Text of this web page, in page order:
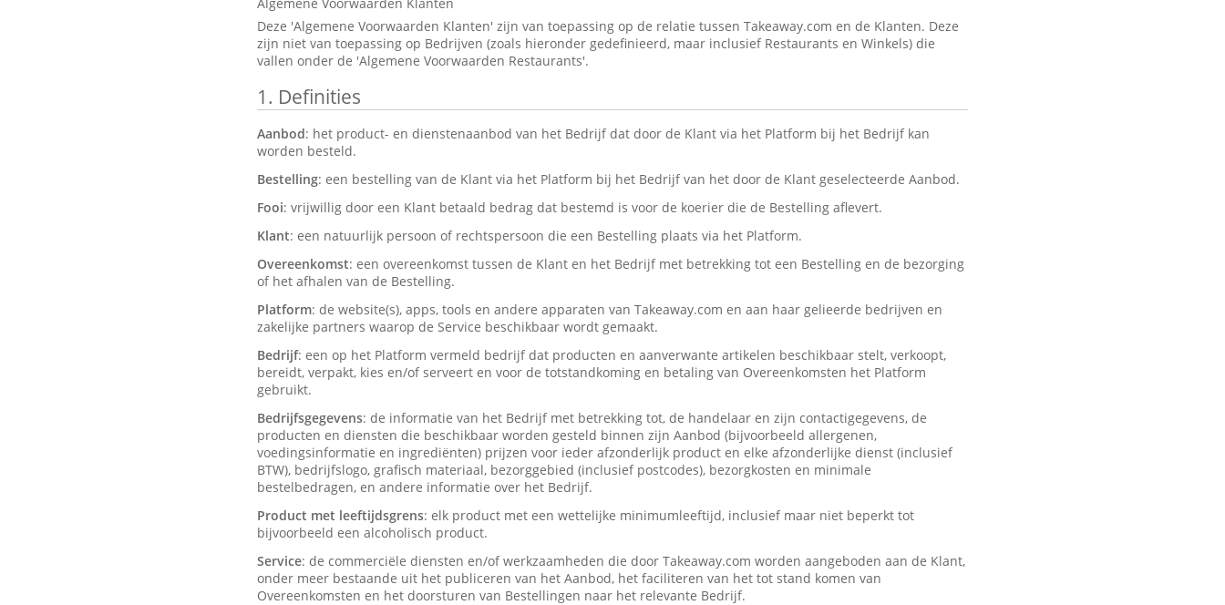
Deze 'Algemene Voorwaarden Klanten' zijn van toepassing op de relatie tussen Takeaway.com en de Klanten. Deze
zijn niet van toepassing op Bedrijven (zoals hieronder gedefinieerd, maar inclusief Restaurants en Winkels) die
vallen onder de 'Algemene Voorwaarden Restaurants'.
1. Definities
Aanbod: het product- en dienstenaanbod van het Bedrijf dat door de Klant via het Platform bij het Bedrijf kan
worden besteld.
Bestelling: een bestelling van de Klant via het Platform bij het Bedrijf van het door de Klant geselecteerde Aanbod.
Fooi: vrijwillig door een Klant betaald bedrag dat bestemd is voor de koerier die de Bestelling aflevert.
Klant: een natuurlijk persoon of rechtspersoon die een Bestelling plaats via het Platform.
Overeenkomst: een overeenkomst tussen de Klant en het Bedrijf met betrekking tot een Bestelling en de bezorging
of het afhalen van de Bestelling.
Platform: de website(s), apps, tools en andere apparaten van Takeaway.com en aan haar gelieerde bedrijven en
zakelijke partners waarop de Service beschikbaar wordt gemaakt.
Bedrijf: een op het Platform vermeld bedrijf dat producten en aanverwante artikelen beschikbaar stelt, verkoopt,
bereidt, verpakt, kies en/of serveert en voor de totstandkoming en betaling van Overeenkomsten het Platform
gebruikt.
Bedrijfsgegevens: de informatie van het Bedrijf met betrekking tot, de handelaar en zijn contactigegevens, de
producten en diensten die beschikbaar worden gesteld binnen zijn Aanbod (bijvoorbeeld allergenen,
voedingsinformatie en ingrediënten) prijzen voor ieder afzonderlijk product en elke afzonderlijke dienst (inclusief
BTW), bedrijfslogo, grafisch materiaal, bezorggebied (inclusief postcodes), bezorgkosten en minimale
bestelbedragen, en andere informatie over het Bedrijf.
Product met leeftijdsgrens: elk product met een wettelijke minimumleeftijd, inclusief maar niet beperkt tot
bijvoorbeeld een alcoholisch product.
Service: de commerciële diensten en/of werkzaamheden die door Takeaway.com worden aangeboden aan de Klant,
onder meer bestaande uit het publiceren van het Aanbod, het faciliteren van het tot stand komen van
Overeenkomsten en het doorsturen van Bestellingen naar het relevante Bedrijf.